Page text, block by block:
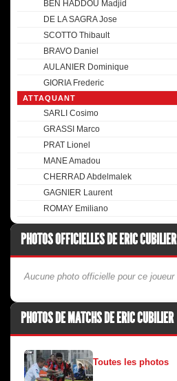
BEN HADDOU Madjid
DE LA SAGRA Jose
SCOTTO Thibault
BRAVO Daniel
AULANIER Dominique
GIORIA Frederic
ATTAQUANT
SARLI Cosimo
GRASSI Marco
PRAT Lionel
MANE Amadou
CHERRAD Abdelmalek
GAGNIER Laurent
ROMAY Emiliano
PHOTOS OFFICIELLES DE ERIC CUBILIER
Aucune photo officielle pour ce joueur
PHOTOS DE MATCHS DE ERIC CUBILIER
Toutes les photos